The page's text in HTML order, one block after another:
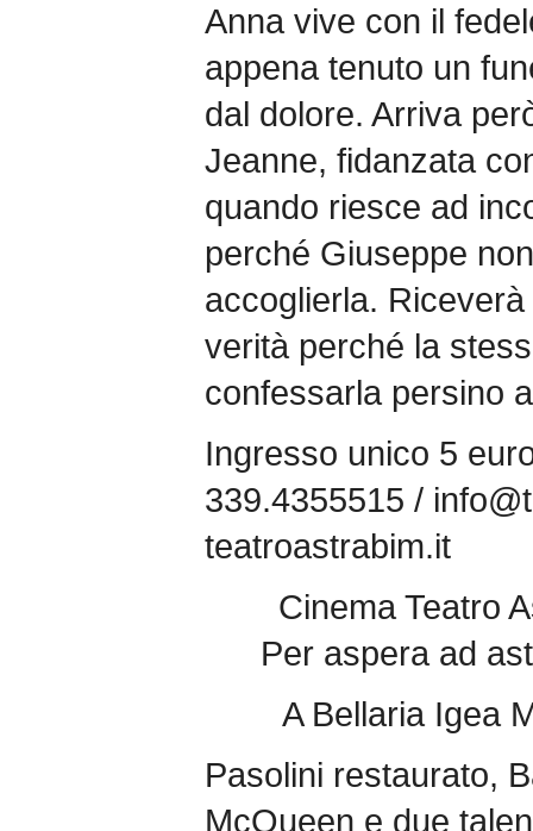
Anna vive con il
appena tenuto un
dal dolore. Arriva
Jeanne, fidanzata
quando riesce ad
perché Giuseppe
accoglierla.
verità perché la
confessarla persino
Ingresso unico 5
339.4355515 /
teatroastrabim.it
Cinema Teatro
Per aspera ad
A Bellaria Igea
Pasolini restaurato,
McQueen e due